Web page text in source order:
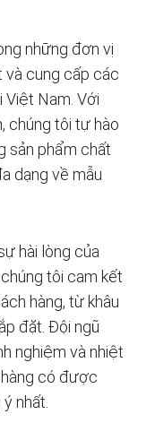
những đơn vị
và cung cấp các
Việt Nam. Với
chúng tôi tự hào
sản phẩm chất
dạng về mẫu
hài lòng của
tôi cam kết
hàng, từ khâu
đặt. Đội ngũ
nghiệm và nhiệt
có được
nhất.